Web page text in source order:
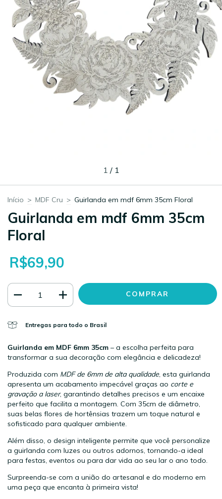
1 / 1
Início > MDF Cru > Guirlanda em mdf 6mm 35cm Floral
Guirlanda em mdf 6mm 35cm
Floral
R$69,90
Entregas para todo o Brasil
Guirlanda em MDF 6mm 35cm – a escolha perfeita para
transformar a sua decoração com elegância e delicadeza!
Produzida com MDF de 6mm de alta qualidade, esta guirlanda
apresenta um acabamento impecável graças ao corte e
gravação a laser, garantindo detalhes precisos e um encaixe
perfeito que facilita a montagem. Com 35cm de diâmetro,
suas belas flores de hortênsias trazem um toque natural e
sofisticado para qualquer ambiente.
Além disso, o design inteligente permite que você personalize
a guirlanda com luzes ou outros adornos, tornando-a ideal
para festas, eventos ou para dar vida ao seu lar o ano todo.
Surpreenda-se com a união do artesanal e do moderno em
uma peça que encanta à primeira vista!